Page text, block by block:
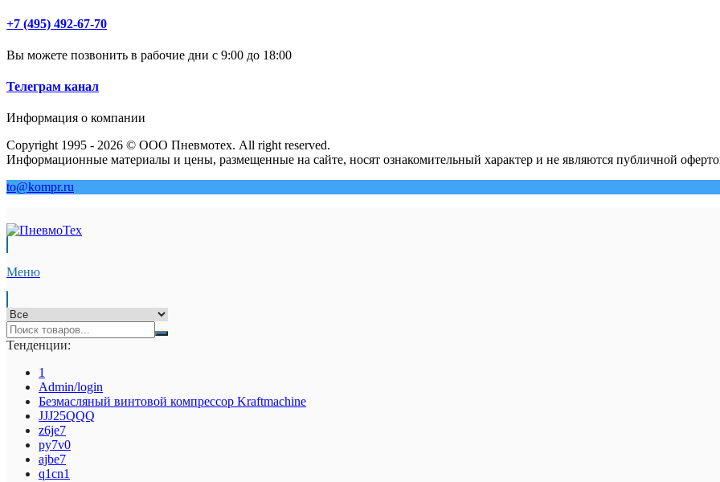
+7 (495) 492-67-70
Вы можете позвонить в рабочие дни с 9:00 до 18:00
Телеграм канал
Информация о компании
Copyright 1995 - 2026 © ООО Пневмотех. All right reserved.
Информационные материалы и цены, размещенные на сайте, носят ознакомительный характер и не являются публичной
to@kompr.ru
Меню
Тенденции:
1
Admin/login
Безмасляный винтовой компрессор Kraftmaсhine
JJJ25QQQ
z6je7
py7v0
ajbe7
q1cn1